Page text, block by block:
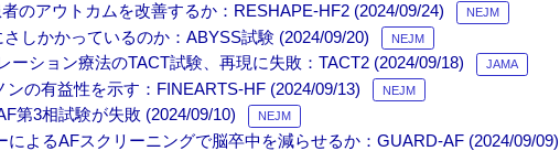
のアウトカムを改善するか：RESHAPE-HF2 (2024/09/24) NEJM
しかかっているのか：ABYSS試験 (2024/09/20) NEJM
ーション療法のTACT試験、再現に失敗：TACT2 (2024/09/18) JAMA
の有益性を示す：FINEARTS-HF (2024/09/13) NEJM
第3相試験が失敗 (2024/09/10) NEJM
よるAFスクリーニングで脳卒中を減らせるか：GUARD-AF (2024/09/09)